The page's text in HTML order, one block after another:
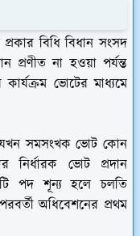
বিধি বিধান সংসদ
প্রণীত না হওয়া পর্যন্ত
কার্যক্রম ভোটের মাধ্যমে
যখন সমসংখক ভোট কোন
নির্ধারক ভোট প্রদান
পদ শূন্য হলে চলতি
অধিবেশনের প্রথম